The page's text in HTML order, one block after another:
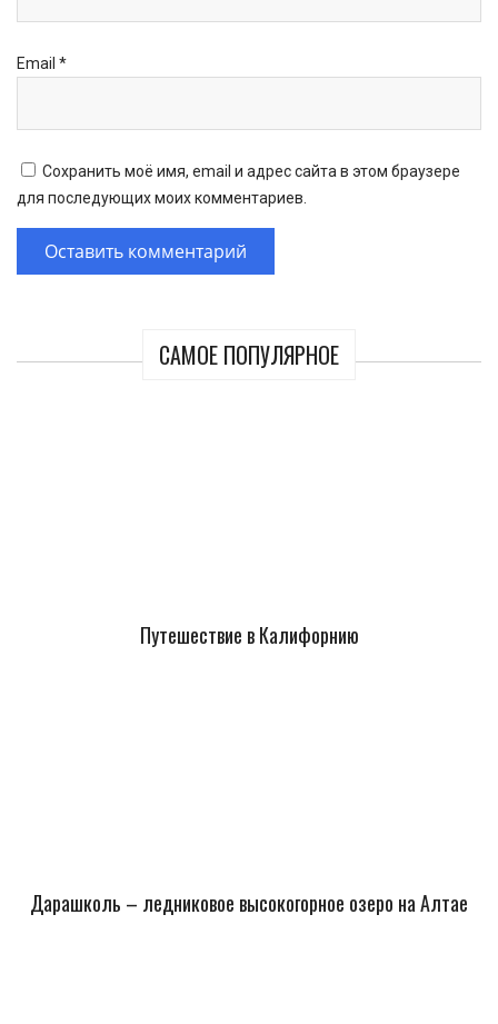
САМОЕ ПОПУЛЯРНОЕ
Путешествие в Калифорнию
Дарашколь – ледниковое высокогорное озеро на Алтае
Email *
Сохранить моё имя, email и адрес сайта в этом браузере
для последующих моих комментариев.